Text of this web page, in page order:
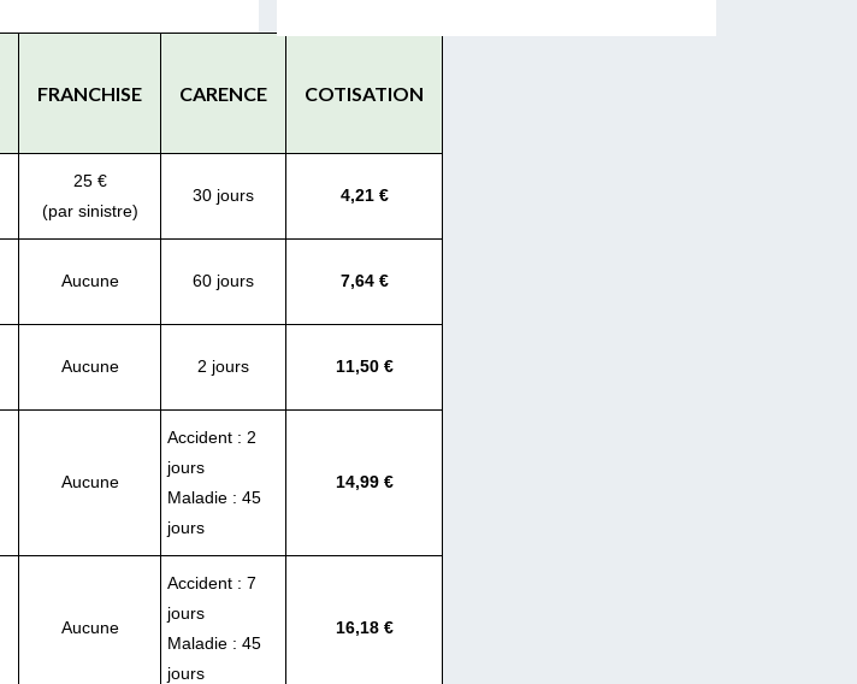
FRANCHISE CARENCE COTISATION
25 €
(par sinistre)
30 jours 4,21 €
Aucune 60 jours 7,64 €
Aucune 2 jours 11,50 €
Aucune
Accident : 2
jours
Maladie : 45
jours
14,99 €
Aucune
Accident : 7
jours
Maladie : 45
jours
16,18 €